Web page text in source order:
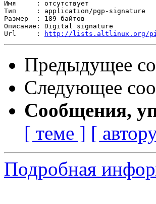
Имя     : отсутствует
Тип     : application/pgp-signature
Размер  : 189 байтов
Описание: Digital signature
Url     :
http://lists.altlinux.org/
Предыдущее
Следующее
Сообщения,
[ теме ] [
Подробная